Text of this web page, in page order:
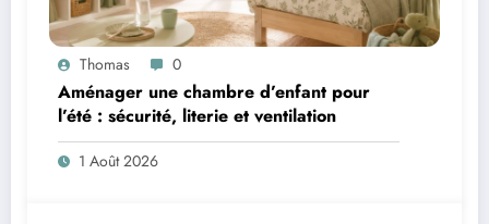
Thomas 0
Aménager une chambre d’enfant pour
l’été : sécurité, literie et ventilation
1 Août 2026